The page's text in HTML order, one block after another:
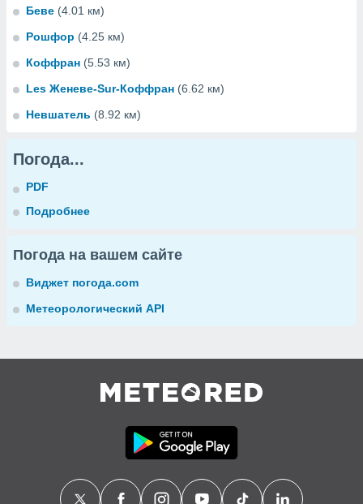
Беве (4.01 км)
Рошфор (4.25 км)
Коффран (5.53 км)
Les Женеве-Sur-Коффран (6.62 км)
Невшатель (8.92 км)
Погода...
PDF
Подробнее
Погода на вашем сайте
Виджет погода.com
Метеорологический API